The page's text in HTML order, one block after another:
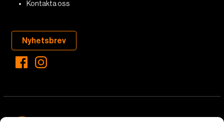
Kontakta oss
Nyhetsbrev